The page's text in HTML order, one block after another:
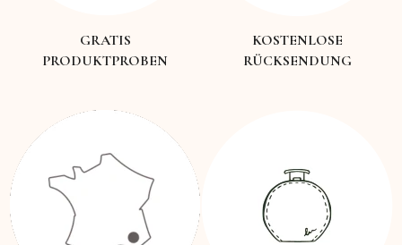
GRATIS
PRODUKTPROBEN
KOSTENLOSE
RÜCKSENDUNG